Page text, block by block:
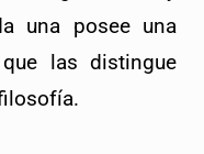
una posee una
las distingue